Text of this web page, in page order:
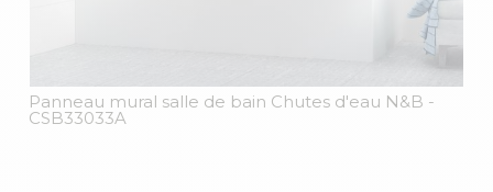
Panneau mural salle de bain Chutes d'eau N&B -
CSB33033A